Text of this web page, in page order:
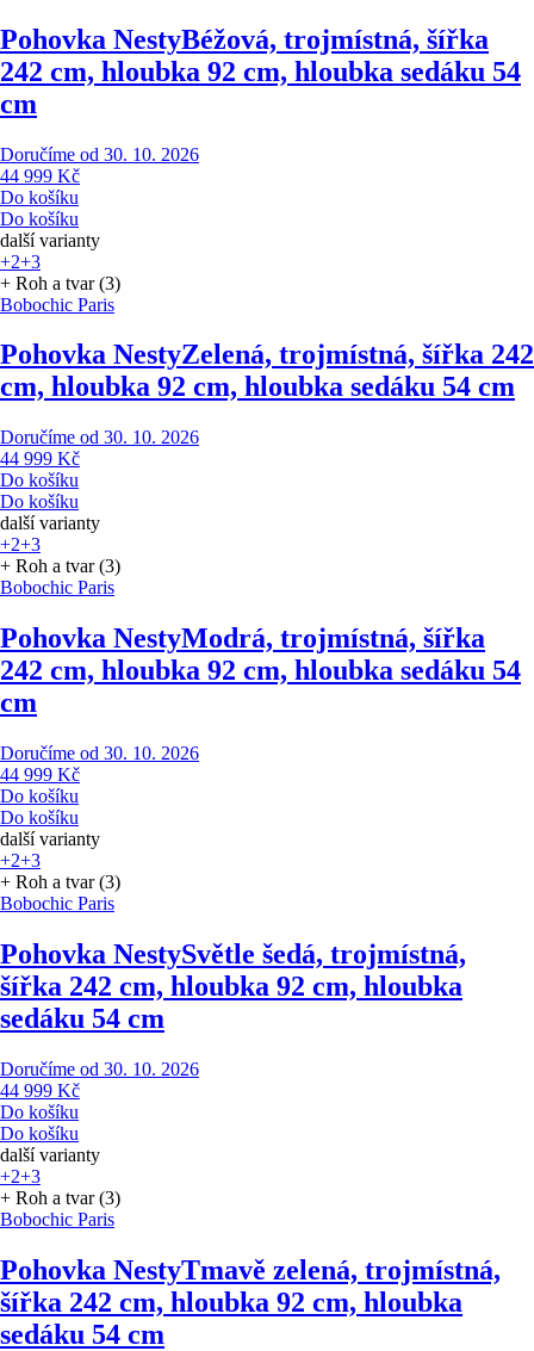
Pohovka NestyBéžová, trojmístná, šířka
242 cm, hloubka 92 cm, hloubka sedáku 54
cm
Doručíme od 30. 10. 2026
44 999 Kč
Do košíku
Do košíku
další varianty
+2+3
+ Roh a tvar (3)
Bobochic Paris
Pohovka NestyZelená, trojmístná, šířka 242
cm, hloubka 92 cm, hloubka sedáku 54 cm
Doručíme od 30. 10. 2026
44 999 Kč
Do košíku
Do košíku
další varianty
+2+3
+ Roh a tvar (3)
Bobochic Paris
Pohovka NestyModrá, trojmístná, šířka
242 cm, hloubka 92 cm, hloubka sedáku 54
cm
Doručíme od 30. 10. 2026
44 999 Kč
Do košíku
Do košíku
další varianty
+2+3
+ Roh a tvar (3)
Bobochic Paris
Pohovka NestySvětle šedá, trojmístná,
šířka 242 cm, hloubka 92 cm, hloubka
sedáku 54 cm
Doručíme od 30. 10. 2026
44 999 Kč
Do košíku
Do košíku
další varianty
+2+3
+ Roh a tvar (3)
Bobochic Paris
Pohovka NestyTmavě zelená, trojmístná,
šířka 242 cm, hloubka 92 cm, hloubka
sedáku 54 cm